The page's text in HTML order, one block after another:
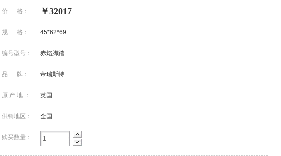
价 格： ￥32017
规 格： 45*62*69
编号型号： 赤焰脚踏
品 牌： 帝瑞斯特
原 产 地 ： 英国
供销地区： 全国
购买数量：